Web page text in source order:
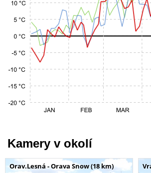
Kamery v okolí
Orav.Lesná - Orava Snow (18 km)